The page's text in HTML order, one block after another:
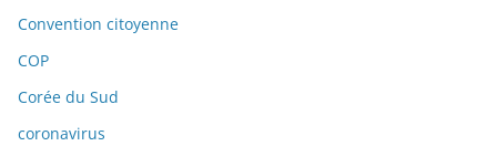
Convention citoyenne
COP
Corée du Sud
coronavirus